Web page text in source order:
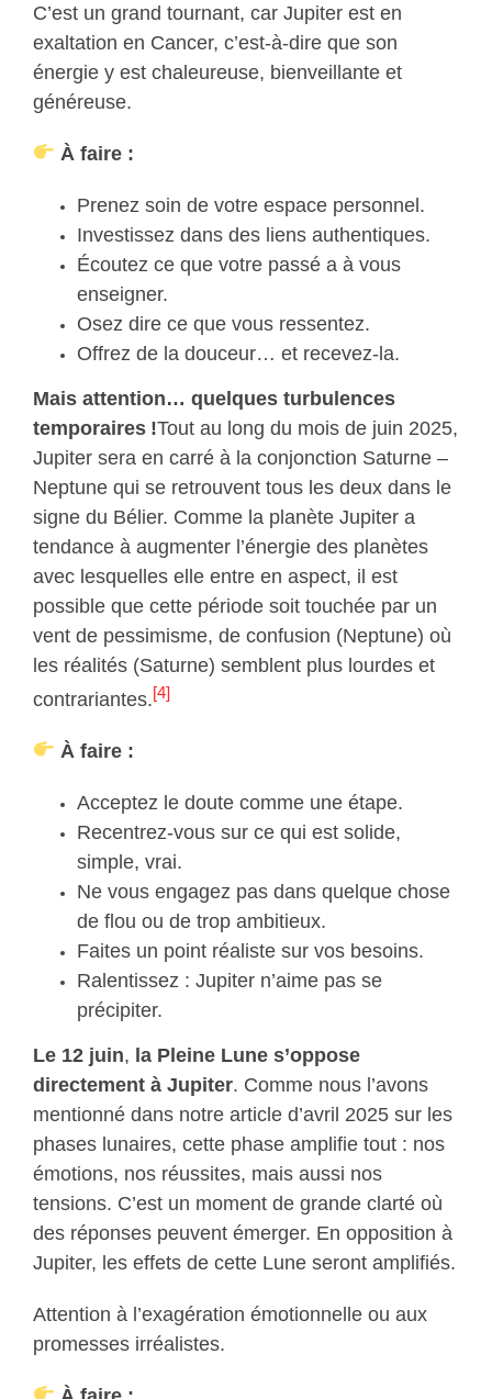
C’est un grand tournant, car Jupiter est en
exaltation en Cancer, c’est-à-dire que son
énergie y est chaleureuse, bienveillante et
généreuse.
À faire :
Prenez soin de votre espace personnel.
Investissez dans des liens authentiques.
Écoutez ce que votre passé a à vous
enseigner.
Osez dire ce que vous ressentez.
Offrez de la douceur… et recevez-la.
Mais attention… quelques turbulences
temporaires !Tout au long du mois de juin 2025,
Jupiter sera en carré à la conjonction Saturne –
Neptune qui se retrouvent tous les deux dans le
signe du Bélier. Comme la planète Jupiter a
tendance à augmenter l’énergie des planètes
avec lesquelles elle entre en aspect, il est
possible que cette période soit touchée par un
vent de pessimisme, de confusion (Neptune) où
les réalités (Saturne) semblent plus lourdes et
contrariantes.[4]
À faire :
Acceptez le doute comme une étape.
Recentrez-vous sur ce qui est solide,
simple, vrai.
Ne vous engagez pas dans quelque chose
de flou ou de trop ambitieux.
Faites un point réaliste sur vos besoins.
Ralentissez : Jupiter n’aime pas se
précipiter.
Le 12 juin, la Pleine Lune s’oppose
directement à Jupiter. Comme nous l’avons
mentionné dans notre article d’avril 2025 sur les
phases lunaires, cette phase amplifie tout : nos
émotions, nos réussites, mais aussi nos
tensions. C’est un moment de grande clarté où
des réponses peuvent émerger. En opposition à
Jupiter, les effets de cette Lune seront amplifiés.
Attention à l’exagération émotionnelle ou aux
promesses irréalistes.